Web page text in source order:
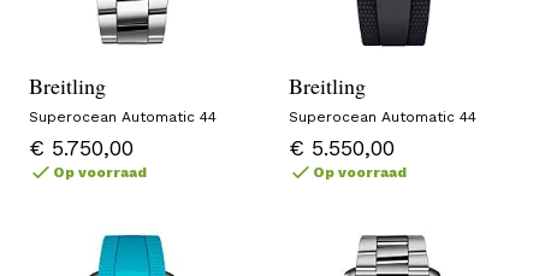
Breitling
Superocean Automatic 44
€ 5.750,00
Op voorraad
Breitling
Superocean Automatic 44
€ 5.550,00
Op voorraad